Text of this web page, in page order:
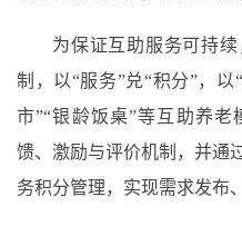
为保证互助服务可持
制，以“服务”兑“积分”，以
市”“银龄饭桌”等互助养
馈、激励与评价机制，并通
务积分管理，实现需求发布